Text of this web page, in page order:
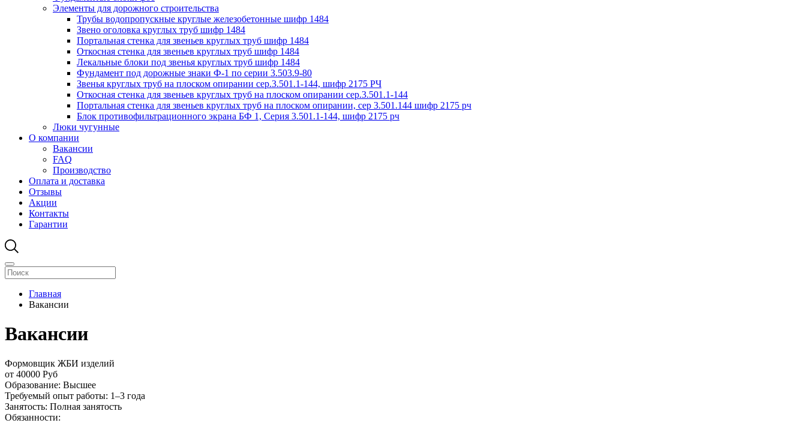
Элементы для дорожного строительства
Трубы водопропускные круглые железобетонные шифр 1484
Звено оголовка круглых труб шифр 1484
Портальная стенка для звеньев круглых труб шифр 1484
Откосная стенка для звеньев круглых труб шифр 1484
Лекальные блоки под звенья круглых труб шифр 1484
Фундамент под дорожные знаки Ф-1 по серии 3.503.9-80
Звенья круглых труб на плоском опирании сер.3.501.1-144, шифр 2175 РЧ
Откосная стенка для звеньев круглых труб на плоском опирании сер.3.501.1-144
Портальная стенка для звеньев круглых труб на плоском опирании, сер 3.501.144 шифр 2175 рч
Блок противофильтрационного экрана БФ 1, Серия 3.501.1-144, шифр 2175 рч
Люки чугунные
О компании
Вакансии
FAQ
Производство
Оплата и доставка
Отзывы
Акции
Контакты
Гарантии
Главная
Вакансии
Вакансии
Формовщик ЖБИ изделий
от 40000 Руб
Образование: Высшее
Требуемый опыт работы: 1–3 года
Занятость: Полная занятость
Обязанности: